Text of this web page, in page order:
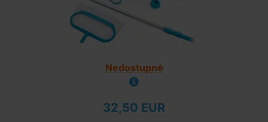
Nedostupné
32,50 EUR